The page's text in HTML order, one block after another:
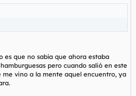
es que no sabía que ahora estaba
pero cuando salió en este
me vino a la mente aquel encuentro, ya